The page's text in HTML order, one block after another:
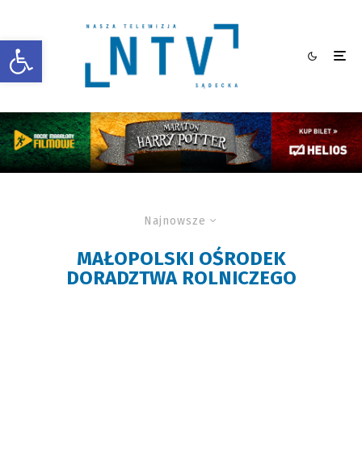
Otwórz pasek narzędzi
Najnowsze
MAŁOPOLSKI OŚRODEK
DORADZTWA ROLNICZEGO